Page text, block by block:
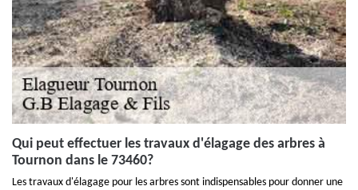
Qui peut effectuer les travaux d'élagage des arbres à
Tournon dans le 73460?
Les travaux d'élagage pour les arbres sont indispensables pour donner une